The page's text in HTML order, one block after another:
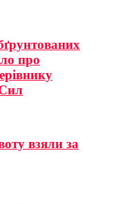
про
взяли за